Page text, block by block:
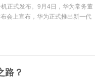
正式发布。9月4日，华为常务董
会上宣布，华为正式推出新一代
路？